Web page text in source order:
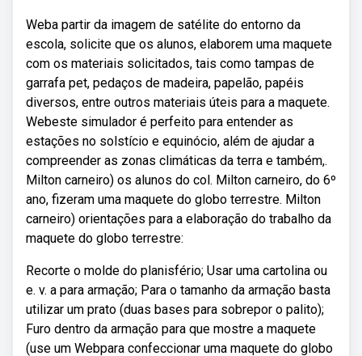
Weba partir da imagem de satélite do entorno da
escola, solicite que os alunos, elaborem uma maquete
com os materiais solicitados, tais como tampas de
garrafa pet, pedaços de madeira, papelão, papéis
diversos, entre outros materiais úteis para a maquete.
Webeste simulador é perfeito para entender as
estações no solstício e equinócio, além de ajudar a
compreender as zonas climáticas da terra e também,.
Milton carneiro) os alunos do col. Milton carneiro, do 6º
ano, fizeram uma maquete do globo terrestre. Milton
carneiro) orientações para a elaboração do trabalho da
maquete do globo terrestre:
Recorte o molde do planisfério; Usar uma cartolina ou
e. v. a para armação; Para o tamanho da armação basta
utilizar um prato (duas bases para sobrepor o palito);
Furo dentro da armação para que mostre a maquete
(use um Webpara confeccionar uma maquete do globo